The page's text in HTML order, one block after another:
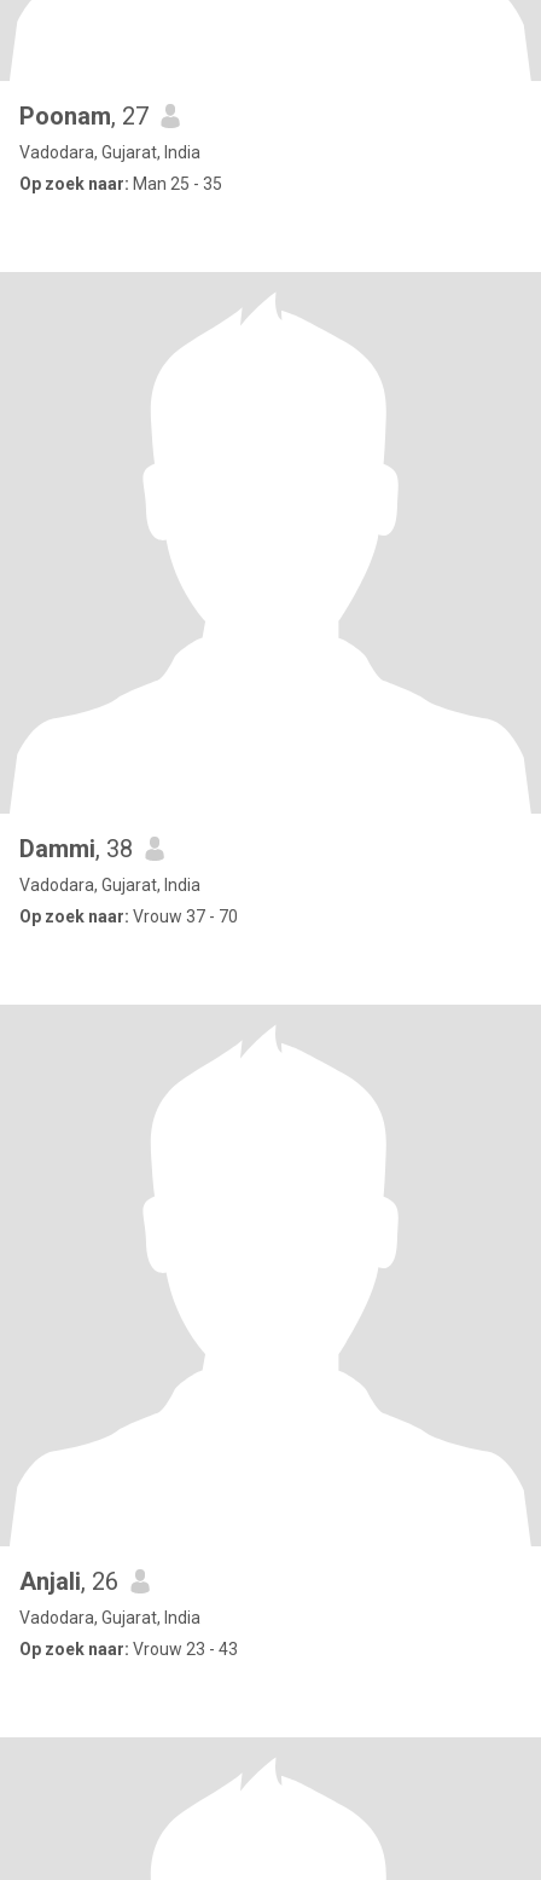
Poonam, 27
Vadodara, Gujarat, India
Op zoek naar: Man 25 - 35
Dammi, 38
Vadodara, Gujarat, India
Op zoek naar: Vrouw 37 - 70
Anjali, 26
Vadodara, Gujarat, India
Op zoek naar: Vrouw 23 - 43